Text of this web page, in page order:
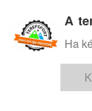
A
Ha